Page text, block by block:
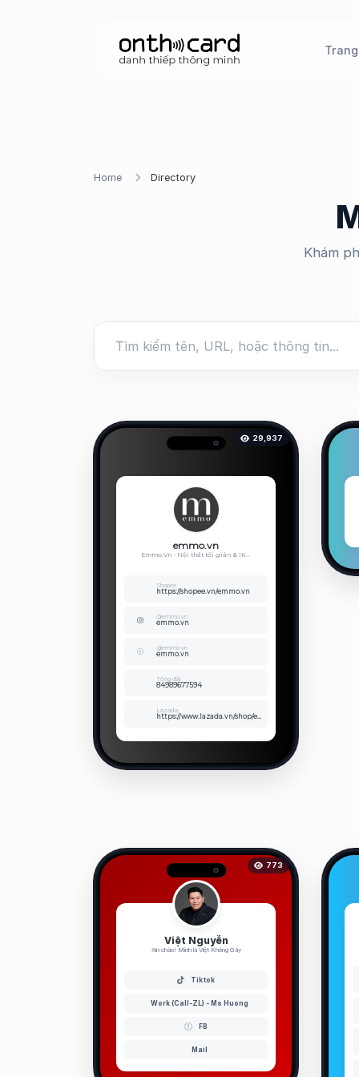
Home Directory
Khám
29,937
emmo.vn
Emmo.Vn - Nội thất tối giản & IK...
Shopee
https://shopee.vn/emmo.vn
@emmo.vn
emmo.vn
@emmo.vn
emmo.vn
Tổng đài
84989677594
Lazada
https://www.lazada.vn/shop/emmo-vn-minimalist-furniture-decoration
773
Việt Nguyễn
Xin chào! Mình là Việt Không Gầy
Tiktok
Work (Call-ZL) - Ms Huong
FB
Mail